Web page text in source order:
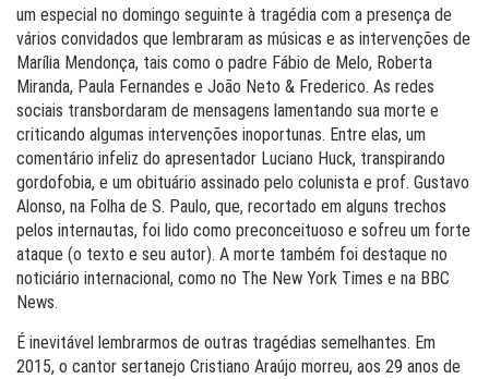
um especial no domingo seguinte à tragédia com a presença de
vários convidados que lembraram as músicas e as intervenções de
Marília Mendonça, tais como o padre Fábio de Melo, Roberta
Miranda, Paula Fernandes e João Neto & Frederico. As redes
sociais transbordaram de mensagens lamentando sua morte e
criticando algumas intervenções inoportunas. Entre elas, um
comentário infeliz do apresentador Luciano Huck, transpirando
gordofobia, e um obituário assinado pelo colunista e prof. Gustavo
Alonso, na Folha de S. Paulo, que, recortado em alguns trechos
pelos internautas, foi lido como preconceituoso e sofreu um forte
ataque (o texto e seu autor). A morte também foi destaque no
noticiário internacional, como no The New York Times e na BBC
News.
É inevitável lembrarmos de outras tragédias semelhantes. Em
2015, o cantor sertanejo Cristiano Araújo morreu, aos 29 anos de